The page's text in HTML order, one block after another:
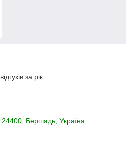
за рік
Бершадь, Україна